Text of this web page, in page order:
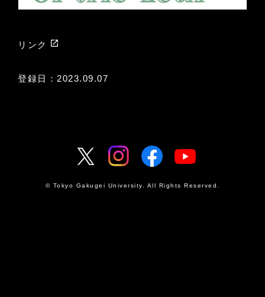
リンク launch
登録日：2023.09.07
© Tokyo Gakugei University. All Rights Reserved.